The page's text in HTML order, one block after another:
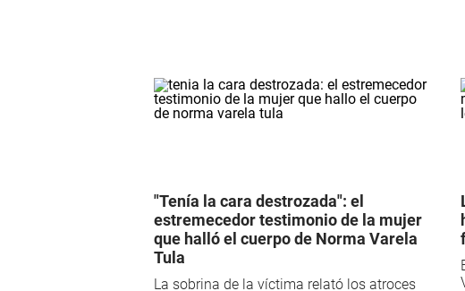
"Tenía la cara destrozada": el
estremecedor testimonio de la mujer
que halló el cuerpo de Norma Varela
Tula
La sobrina de la víctima relató los atroces